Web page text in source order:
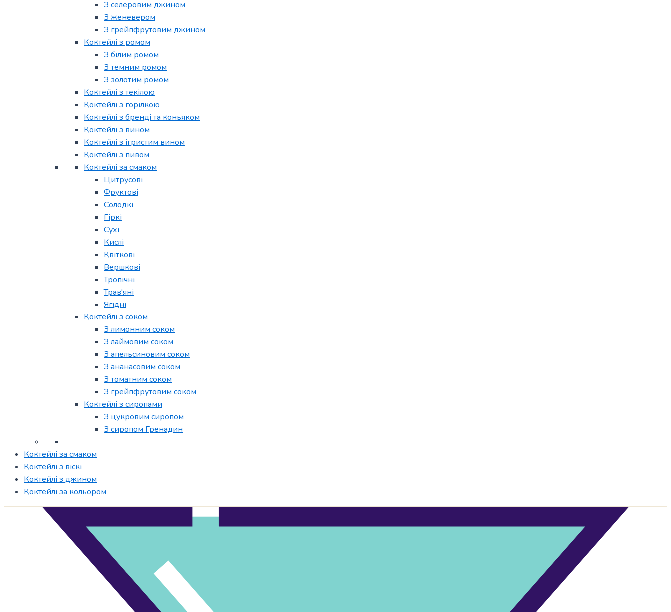
З селеровим джином
З женевером
З грейпфрутовим джином
Коктейлі з ромом
З білим ромом
З темним ромом
З золотим ромом
Коктейлі з текілою
Коктейлі з горілкою
Коктейлі з бренді та коньяком
Коктейлі з вином
Коктейлі з ігристим вином
Коктейлі з пивом
Коктейлі за смаком
Цитрусові
Фруктові
Солодкі
Гіркі
Сухі
Кислі
Квіткові
Вершкові
Тропічні
Трав'яні
Ягідні
Коктейлі з соком
З лимонним соком
З лаймовим соком
З апельсиновим соком
З ананасовим соком
З томатним соком
З грейпфрутовим соком
Коктейлі з сиропами
З цукровим сиропом
З сиропом Гренадин
Коктейлі за смаком
Коктейлі з віскі
Коктейлі з джином
Коктейлі за кольором